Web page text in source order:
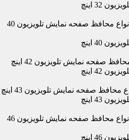
32 اینچ
قیمت و خرید اینترنتی انواع محافظ صفحه نمایش تلویزیون 40
40 اینچ
صفحه نمایش تلویزیون 42 اینچ
42 اینچ
صفحه نمایش تلویزیون 43 اینچ
43 اینچ
قیمت و خرید اینترنتی انواع محافظ صفحه نمایش تلویزیون 46
46 اینچ